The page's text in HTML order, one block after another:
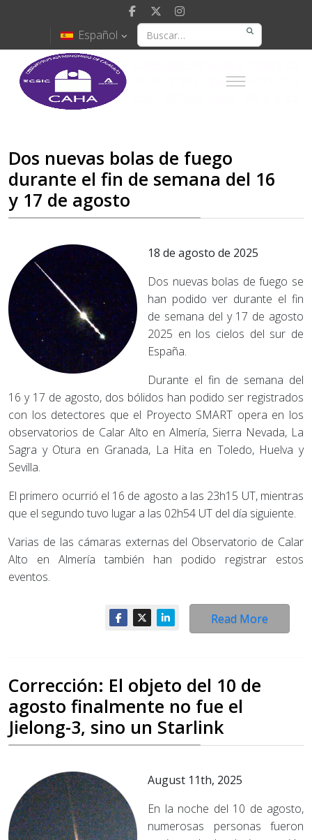
Español
Dos nuevas bolas de fuego
durante el fin de semana del 16
y 17 de agosto
18 de agosto de 2025
Dos nuevas bolas de fuego se
han podido ver durante el fin
de semana del y 17 de agosto
2025 en los cielos del sur de
España.
Durante el fin de semana del
16 y 17 de agosto, dos bólidos han podido ser registrados
con los detectores que el Proyecto SMART opera en los
observatorios de Calar Alto en Almería, Sierra Nevada, La
Sagra y Otura en Granada, La Hita en Toledo, Huelva y
Sevilla.
El primero ocurrió el 16 de agosto a las 23h15 UT, mientras
que el segundo tuvo lugar a las 02h54 UT del día siguiente.
Varias de las cámaras externas del Observatorio de Calar
Alto en Almería también han podido registrar estos
eventos.
Read More
Corrección: El objeto del 10 de
agosto finalmente no fue el
Jielong-3, sino un Starlink
August 11th, 2025
En la noche del 10 de agosto,
numerosas personas fueron